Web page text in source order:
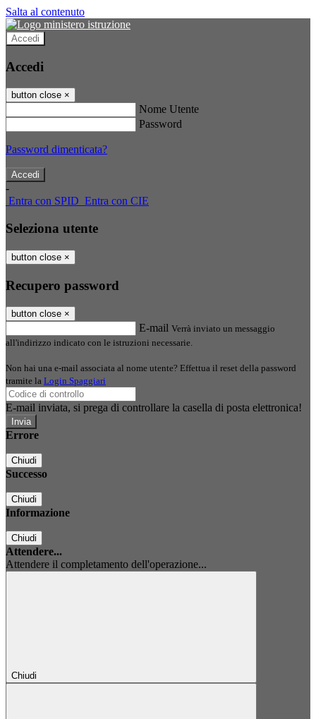
Salta al contenuto
Accedi
Accedi
button close ×
Nome Utente
Password
Password dimenticata?
-
Entra con SPID Entra con CIE
Seleziona utente
button close ×
Recupero password
button close ×
E-mail Verrà inviato un messaggio
all'indirizzo indicato con le istruzioni necessarie.
Non hai una e-mail associata al nome utente? Effettua il reset della password
tramite la Login Spaggiari
E-mail inviata, si prega di controllare la casella di posta elettronica!
Errore
Chiudi
Successo
Chiudi
Informazione
Chiudi
Attendere...
Attendere il completamento dell'operazione...
Chiudi